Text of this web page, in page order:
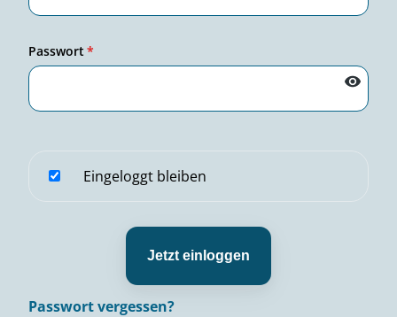
Passwort *
Eingeloggt bleiben
Jetzt einloggen
Passwort vergessen?